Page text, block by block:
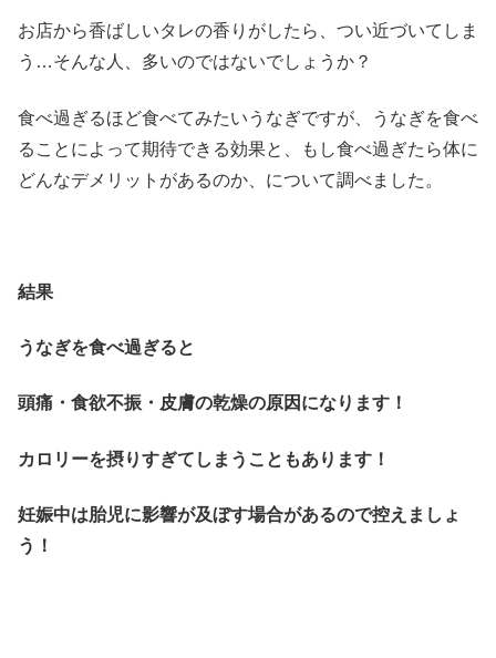
お店から香ばしいタレの香りがしたら、つい近づいてしま
う…そんな人、多いのではないでしょうか？
食べ過ぎるほど食べてみたいうなぎですが、うなぎを食べ
ることによって期待できる効果と、もし食べ過ぎたら体に
どんなデメリットがあるのか、について調べました。
結果
うなぎを食べ過ぎると
頭痛・食欲不振・皮膚の乾燥の原因になります！
カロリーを摂りすぎてしまうこともあります！
妊娠中は胎児に影響が及ぼす場合があるので控えましょ
う！